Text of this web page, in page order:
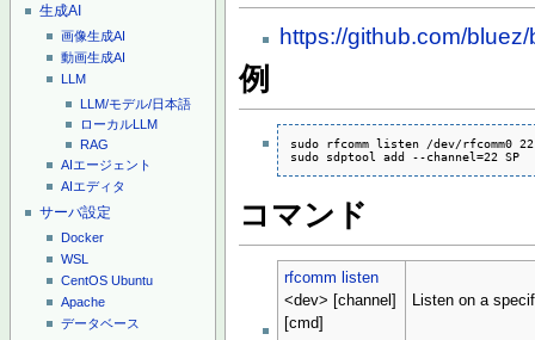
生成AI
画像生成AI
動画生成AI
LLM
LLM/モデル/日本語
ローカルLLM
RAG
AIエージェント
AIエディタ
サーバ設定
Docker
WSL
CentOS Ubuntu
Apache
データベース
https://github.com/
例
sudo rfcomm listen /dev/rfcomm0 22
sudo sdptool add --channel=22 SP
コマンド
rfcomm listen
<dev> [channel]
[cmd]
Listen on a